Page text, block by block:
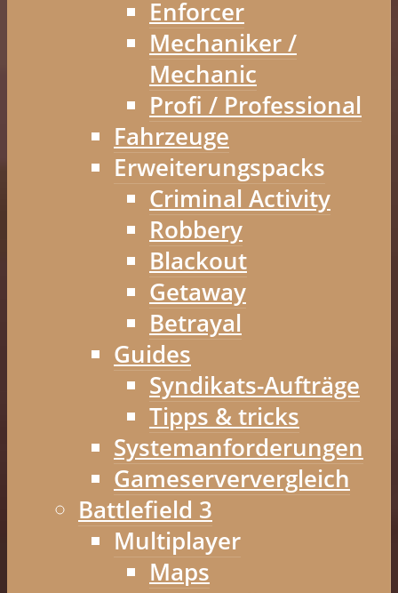
Enforcer
Mechaniker /
Mechanic
Profi / Professional
Fahrzeuge
Erweiterungspacks
Criminal Activity
Robbery
Blackout
Getaway
Betrayal
Guides
Syndikats-Aufträge
Tipps & tricks
Systemanforderungen
Gameserververgleich
Battlefield 3
Multiplayer
Maps